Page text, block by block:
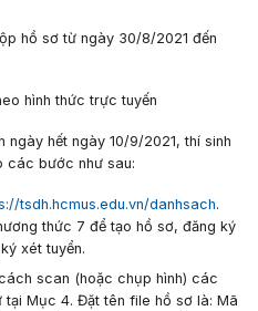
hồ sơ từ ngày 30/8/2021 đến
hình thức trực tuyến
ngày hết ngày 10/9/2021, thí sinh
các bước như sau:
tsdh.hcmus.edu.vn/danhsach.
thức 7 để tạo hồ sơ, đăng ký
xét tuyển.
scan (hoặc chụp hình) các
tại Mục 4. Đặt tên file hồ sơ là: Mã